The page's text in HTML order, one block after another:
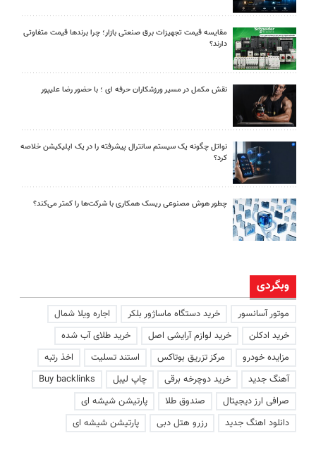
مقایسه قیمت تجهیزات برق صنعتی بازار؛ چرا برندها قیمت متفاوتی
دارند؟
نقش مکمل در مسیر ورزشکاران حرفه ای ؛ با حضور رضا علیپور
نواتل چگونه یک سیستم سانترال پیشرفته را در یک اپلیکیشن خلاصه
کرد؟
چطور هوش مصنوعی ریسک همکاری با شرکت‌ها را کمتر می‌کند؟
وبگردی
موتور آسانسور خرید دستگاه ماساژور بلکر
اجاره ویلا شمال
خرید ادکلن
خرید لوازم آرایشی اصل
خرید طلای آب شده
مزایده خودرو
مرکز تزریق بوتاکس استند تسلیت
اخذ رتبه
آهنگ جدید
خرید دوچرخه برقی چاپ لیبل
Buy backlinks
صرافی ارز دیجیتال
صندوق طلا
پارتیشن شیشه ای
دانلود اهنگ جدید
رزرو هتل دبی پارتیشن شیشه ای